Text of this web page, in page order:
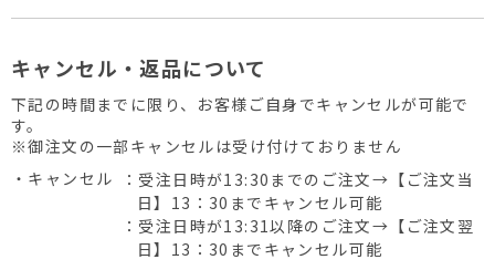
キャンセル・返品について
下記の時間までに限り、お客様ご自身でキャンセルが可能で
す。
※御注文の一部キャンセルは受け付けておりません
・キャンセル
：受注日時が13:30までのご注文→【ご注文当
日】13：30までキャンセル可能
：受注日時が13:31以降のご注文→【ご注文翌
日】13：30までキャンセル可能